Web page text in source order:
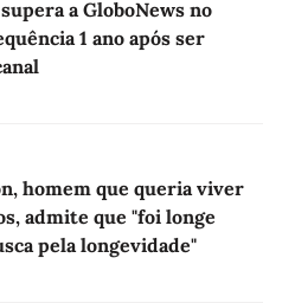
a GloboNews no
1 ano após ser
homem que queria viver
admite que "foi longe
pela longevidade"